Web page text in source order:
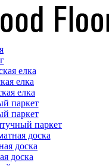
елка
елка
елка
паркет
паркет
паркет
доска
доска
доска